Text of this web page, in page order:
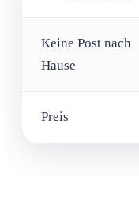
Keine Post nach
Hause
Preis